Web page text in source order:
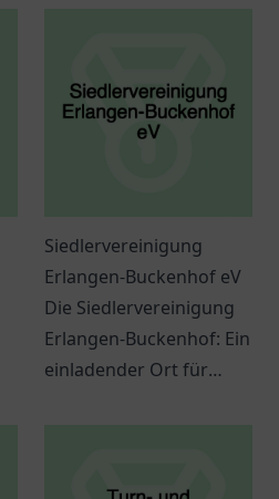
Siedlervereinigung
Erlangen-Buckenhof eV
Die Siedlervereinigung
Erlangen-Buckenhof: Ein
einladender Ort für